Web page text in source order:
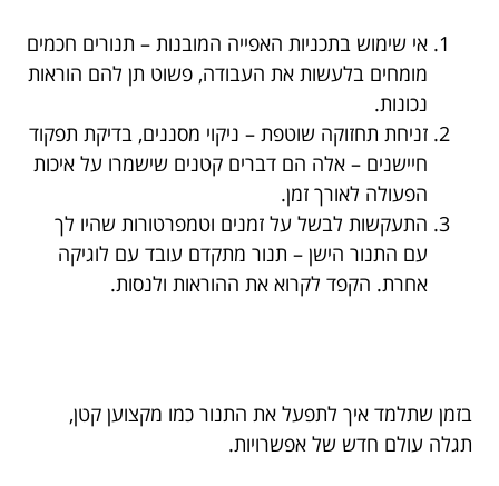
אי שימוש בתכניות האפייה המובנות – תנורים חכמים
מומחים בלעשות את העבודה, פשוט תן להם הוראות
נכונות.
זניחת תחזוקה שוטפת – ניקוי מסננים, בדיקת תפקוד
חיישנים – אלה הם דברים קטנים שישמרו על איכות
הפעולה לאורך זמן.
התעקשות לבשל על זמנים וטמפרטורות שהיו לך
עם התנור הישן – תנור מתקדם עובד עם לוגיקה
אחרת. הקפד לקרוא את ההוראות ולנסות.
בזמן שתלמד איך לתפעל את התנור כמו מקצוען קטן,
תגלה עולם חדש של אפשרויות.